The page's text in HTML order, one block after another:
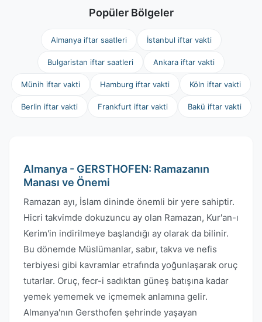
Popüler Bölgeler
Almanya iftar saatleri İstanbul iftar vakti
Bulgaristan iftar saatleri Ankara iftar vakti
Münih iftar vakti Hamburg iftar vakti Köln iftar vakti
Berlin iftar vakti Frankfurt iftar vakti Bakü iftar vakti
Almanya - GERSTHOFEN: Ramazanın
Manası ve Önemi
Ramazan ayı, İslam dininde önemli bir yere sahiptir.
Hicri takvimde dokuzuncu ay olan Ramazan, Kur'an-ı
Kerim'in indirilmeye başlandığı ay olarak da bilinir.
Bu dönemde Müslümanlar, sabır, takva ve nefis
terbiyesi gibi kavramlar etrafında yoğunlaşarak oruç
tutarlar. Oruç, fecr-i sadıktan güneş batışına kadar
yemek yememek ve içmemek anlamına gelir.
Almanya'nın Gersthofen şehrinde yaşayan